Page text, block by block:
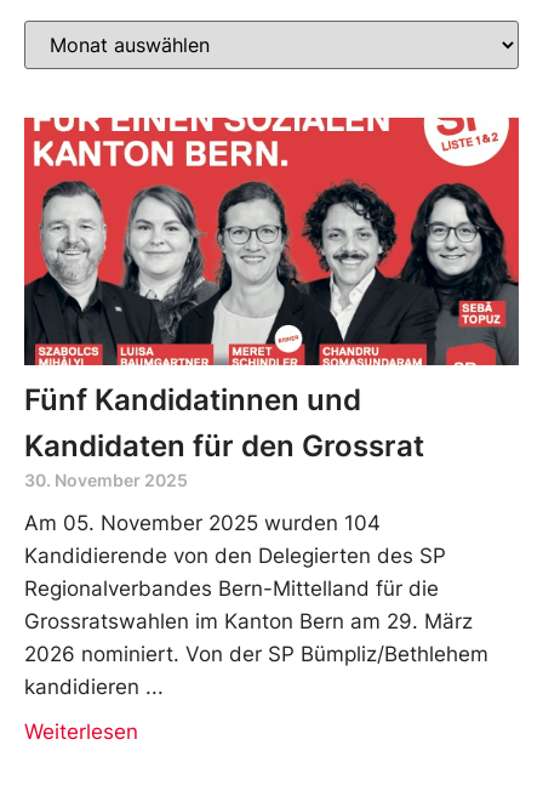
Fünf Kandidatinnen und
Kandidaten für den Grossrat
30. November 2025
Am 05. November 2025 wurden 104
Kandidierende von den Delegierten des SP
Regionalverbandes Bern-Mittelland für die
Grossratswahlen im Kanton Bern am 29. März
2026 nominiert. Von der SP Bümpliz/Bethlehem
kandidieren
Weiterlesen